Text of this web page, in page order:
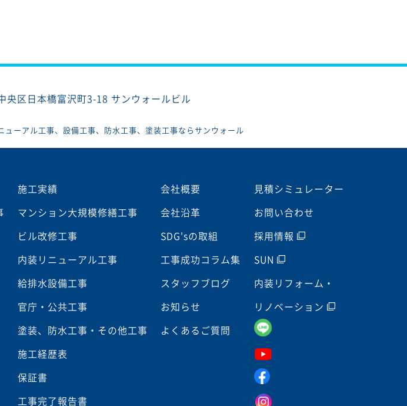
央区日本橋富沢町3-18 サンウォールビル
ーアル工事、設備工事、防水工事、塗装工事ならサンウォール
施工実績
マンション大規模修繕工事
ビル改修工事
内装リニューアル工事
給排水設備工事
官庁・公共工事
塗装、防水工事・その他工事
施工経歴表
保証書
工事完了報告書
会社概要
会社沿革
SDG'sの取組
工事成功コラム集
スタッフブログ
お知らせ
よくあるご質問
見積シミュレーター
お問い合わせ
採用情報
SUN
内装リフォーム・
リノベーション